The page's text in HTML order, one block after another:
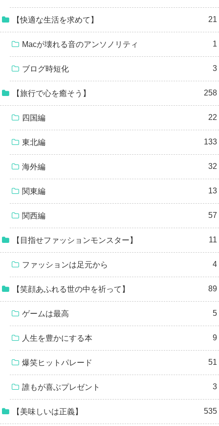
【快適な生活を求めて】 21
Macが壊れる音のアンソノリティ 1
ブログ時短化 3
【旅行で心を癒そう】 258
四国編 22
東北編 133
海外編 32
関東編 13
関西編 57
【目指せファッションモンスター】 11
ファッションは足元から 4
【笑顔あふれる世の中を祈って】 89
ゲームは最高 5
人生を豊かにする本 9
爆笑ヒットパレード 51
誰もが喜ぶプレゼント 3
【美味しいは正義】 535